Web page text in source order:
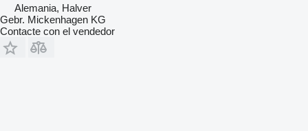
Alemania, Halver
Gebr. Mickenhagen KG
Contacte con el vendedor